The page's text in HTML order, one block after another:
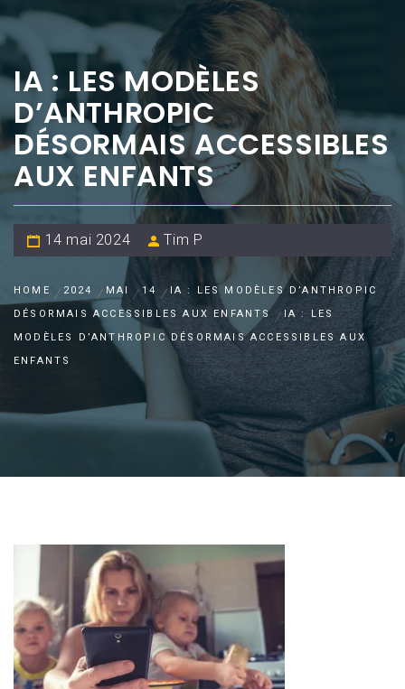
IA : LES MODÈLES
D’ANTHROPIC
DÉSORMAIS ACCESSIBLES
AUX ENFANTS
14 mai 2024 Tim P
HOME 2024 MAI 14
IA : LES MODÈLES D’ANTHROPIC
DÉSORMAIS ACCESSIBLES AUX ENFANTS
IA : LES
MODÈLES D’ANTHROPIC DÉSORMAIS ACCESSIBLES AUX
ENFANTS